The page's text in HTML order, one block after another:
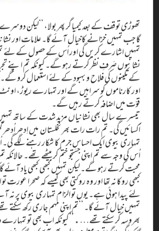
تھوڑی توقف کے بعد کیمیاگر پھر بولا، ‘‘لیکن
گا جب تمہیں خزانے کاخیال آئے گا۔ علامات اور
تمہیں اشارے کریں گی اور اُس کے حصول کے لئے
نشانیوں صَرفِ نظر کرتے رہو گے۔ کیونکہ تم اپنے
کے مکینوں کی فلاح و بہبود کے لئے استعمال کرو
اور کارناموں کو سراہیں گے اور تمہارے ریوڑ،
قوّت میں اضافہ کرتے رہیں گے۔
تیسرے سال بھی نشانیاں مزید شدت کے ساتھ تمہیں
اُکسائیں گی۔ تم رات رات بھر نخلستان میں اِدھر
تمہاری بیوی ایک احساسِ جرم کا شکار رہنے لگے
اُس کی وجہ سے تم اپنی جستجو ختم کر بیٹھے تھے۔
محبت کرتے رہو گے۔ لیکن تمہیں کبھی کبھی یاد آئے
کبھی روکا نہ تھا اور وہ روکتی بھی کیسے کہ صحرا
لئے پیدا ہوئی ہے۔ یوں تو الزام تمہاری بیوی پر نہ
تمہیں خیال آئے گا۔ ‘‘تم اپنی مہم جاری رکھ
بھروسہ کر سکتے تھے….’’ کیونکہ اب بھی تو تمہارے